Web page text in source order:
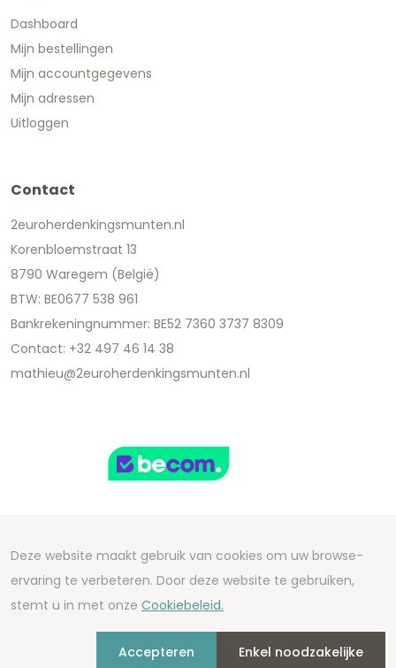
Dashboard
Mijn bestellingen
Mijn accountgegevens
Mijn adressen
Uitloggen
Contact
2euroherdenkingsmunten.nl
Korenbloemstraat 13
8790 Waregem (België)
BTW: BE0677 538 961
Bankrekeningnummer: BE52 7360 3737 8309
Contact: +32 497 46 14 38
mathieu@2euroherdenkingsmunten.nl
Copyright 2026 We Can Do Better Online BV
Development by2mprove- Content by
2euroherdenkingsmunten.nl
Deze website maakt gebruik van cookies om uw browse-
ervaring te verbeteren. Door deze website te gebruiken,
stemt u in met onze Cookiebeleid.
Accepteren Enkel noodzakelijke